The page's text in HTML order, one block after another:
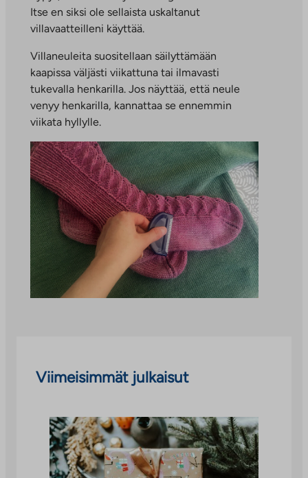
Itse en siksi ole sellaista uskaltanut
villavaatteilleni käyttää.
Villaneuleita suositellaan säilyttämään
kaapissa väljästi viikattuna tai ilmavasti
tukevalla henkarilla. Jos näyttää, että neule
venyy henkarilla, kannattaa se ennemmin
viikata hyllylle.
Viimeisimmät julkaisut